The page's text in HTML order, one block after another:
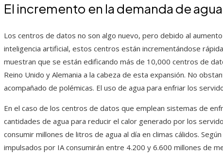
El incremento en la demanda de
Los centros de datos no son algo nuevo, pero debido al
inteligencia artificial, estos centros están incrementándose
muestran que se están edificando más de 10,000 centros de
Reino Unido y Alemania a la cabeza de esta expansión. No
acompañado de polémicas. El uso de agua para enfriar los
En el caso de los centros de datos que emplean sistemas de
cantidades de agua para reducir el calor generado por los
consumir millones de litros de agua al día en climas cálidos.
impulsados por IA consumirán entre 4.200 y 6.600 millones de